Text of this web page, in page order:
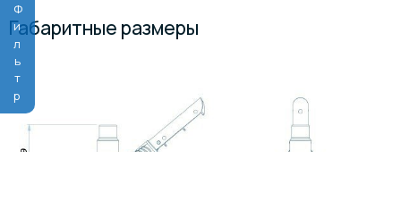
Фильтр
Габаритные размеры